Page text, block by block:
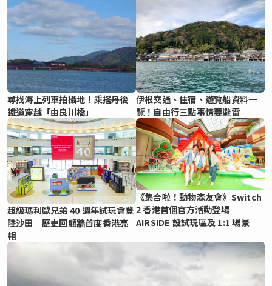
尋找海上列車拍攝地！乘搭丹後
鐵道穿越「由良川橋」
伊根交通、住宿、遊覽船資料一
覽！自由行三點事情要避雷
超級瑪利歐兄弟 40 週年試玩會登
陸沙田 歷史回顧牆首度香港亮
相
《集合啦！動物森友會》Switch
2 香港首個官方活動登場
AIRSIDE 設試玩區及 1:1 場景